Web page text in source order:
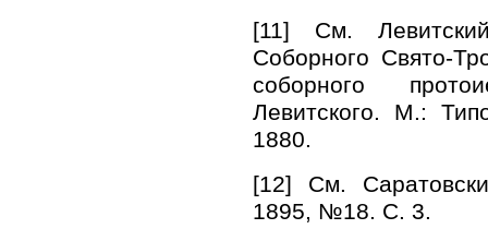
[11] См.
Соборного Свято-
соборного
Левитского. М.:
1880.
[12] См.
1895, №18. С. 3.